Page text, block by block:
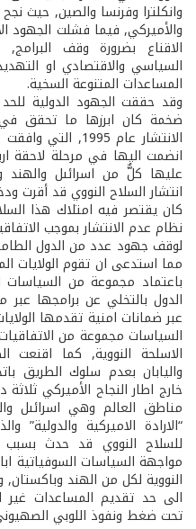
وانكلترا وفرنسا والصين, حيث
والأميركي, فيما فشلت الجهود
الاقناع بضرورة وقف
السياسي والاقتصادي او
المساعدات المتنوعة السخية.
وقد حققت الجهود الدولية للحد
ضخمة كان ابرزها ما تحقق في
انضمت اليها في مرحلة لاحقة
عليها كلٌّ من اسرائىل والهند
كان يقتصر فيه امتلاك هذا
نظام عدم الانتشار بموجب
لوقف جهود عدد من الدول
مما استدعى ان تقوم الولايات
باعتماد مجموعة من
الدول بالتخلي عن برامجها عبر
عبر ضمانات امنية تقدمها
السياسات مجموعة من
الاسلحة النووية, كما اقنعت
واليابان بعدم سلوك الطريق
خارج اطار النجاح الأميركي
مناطق العالم وهي اسرائىل
“الارادة الاميركية
للسلاح النووي قد حدث بسبب
مواجهة السياسات السوفياتية
النووية لكل من الهند
الى حد تقديم المساعدات غير
تحت ضغط ونفوذ اللوبي